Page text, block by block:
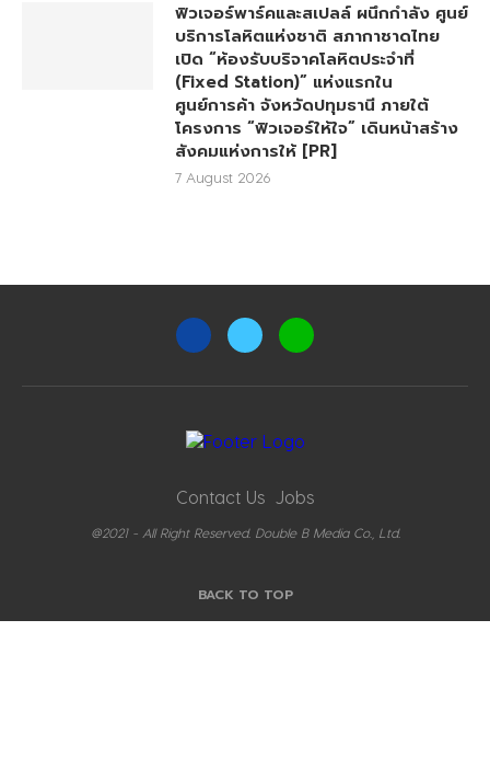
ฟิวเจอร์พาร์คและสเปลล์ ผนึกกำลัง ศูนย์
บริการโลหิตแห่งชาติ สภากาชาดไทย
เปิด “ห้องรับบริจาคโลหิตประจำที่
(Fixed Station)” แห่งแรกใน
ศูนย์การค้า จังหวัดปทุมธานี ภายใต้
โครงการ “ฟิวเจอร์ให้ใจ” เดินหน้าสร้าง
สังคมแห่งการให้ [PR]
7 August 2026
Contact Us Jobs
@2021 - All Right Reserved. Double B Media Co., Ltd.
BACK TO TOP